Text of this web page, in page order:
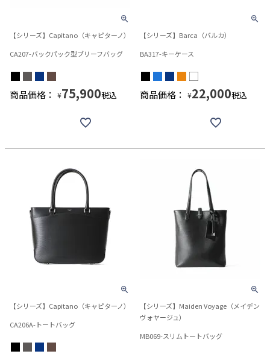
【シリーズ】Capitano（キャピターノ）
CA207-バックパック型ブリーフバッグ
商品価格： ¥75,900税込
【シリーズ】Barca（バルカ）
BA317-キーケース
商品価格： ¥22,000税込
【シリーズ】Capitano（キャピターノ）
CA206A-トートバッグ
【シリーズ】Maiden Voyage（メイデン
ヴォヤージュ）
MB069-スリムトートバッグ